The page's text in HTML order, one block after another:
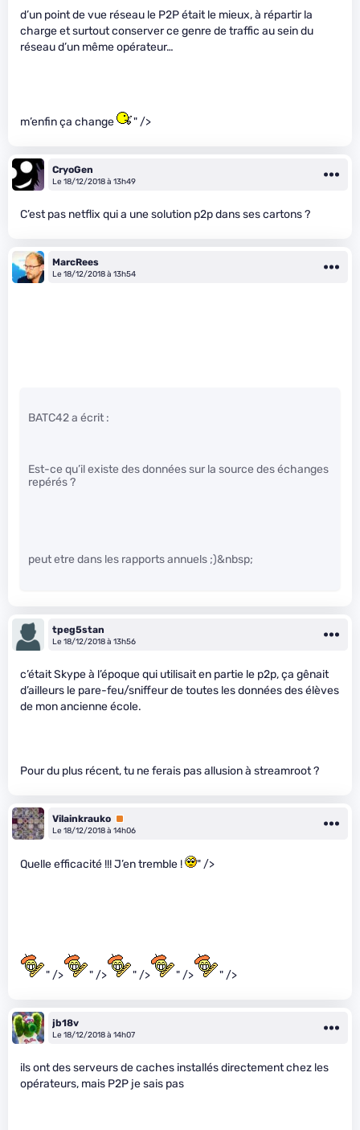
d’un point de vue réseau le P2P était le mieux, à répartir la
charge et surtout conserver ce genre de traffic au sein du
réseau d’un même opérateur…
m’enfin ça change " />
CryoGen
Le 18/12/2018 à 13h49
C’est pas netflix qui a une solution p2p dans ses cartons ?
MarcRees
Le 18/12/2018 à 13h54
BATC42 a écrit :
Est-ce qu’il existe des données sur la source des échanges
repérés ?
peut etre dans les rapports annuels ;)&nbsp;
tpeg5stan
Le 18/12/2018 à 13h56
c’était Skype à l’époque qui utilisait en partie le p2p, ça gênait
d’ailleurs le pare-feu/sniffeur de toutes les données des élèves
de mon ancienne école.
Pour du plus récent, tu ne ferais pas allusion à streamroot ?
Vilainkrauko Premium
Le 18/12/2018 à 14h06
Quelle efficacité !!! J’en tremble ! " />
" /> " /> " /> " /> " />
jb18v
Le 18/12/2018 à 14h07
ils ont des serveurs de caches installés directement chez les
opérateurs, mais P2P je sais pas